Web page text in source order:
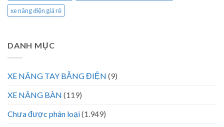
xe nâng điện giá rẻ
DANH MỤC
XE NÂNG TAY BẰNG ĐIỆN (9)
XE NÂNG BÀN (119)
Chưa được phân loại(1.949)